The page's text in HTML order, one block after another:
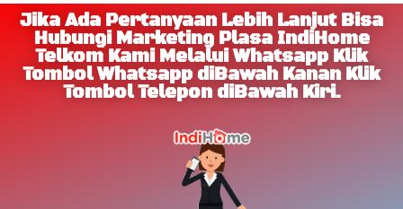
Jika Ada Pertanyaan Lebih Lanjut Bisa
Hubungi Marketing Plasa IndiHome
Telkom Kami Melalui Whatsapp Klik
Tombol Whatsapp diBawah Kanan Klik
Tombol Telepon diBawah Kiri.